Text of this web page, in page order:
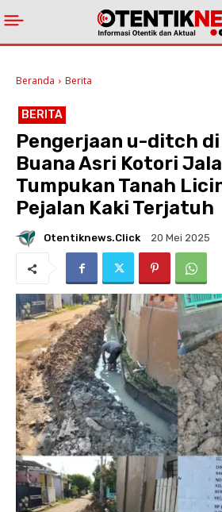
Beranda Berita
BERITA
Pengerjaan u-ditch
Buana Asri Kotori
Tumpukan Tanah
Pejalan Kaki Terjatuh
Otentiknews.click 20 Mei 2025